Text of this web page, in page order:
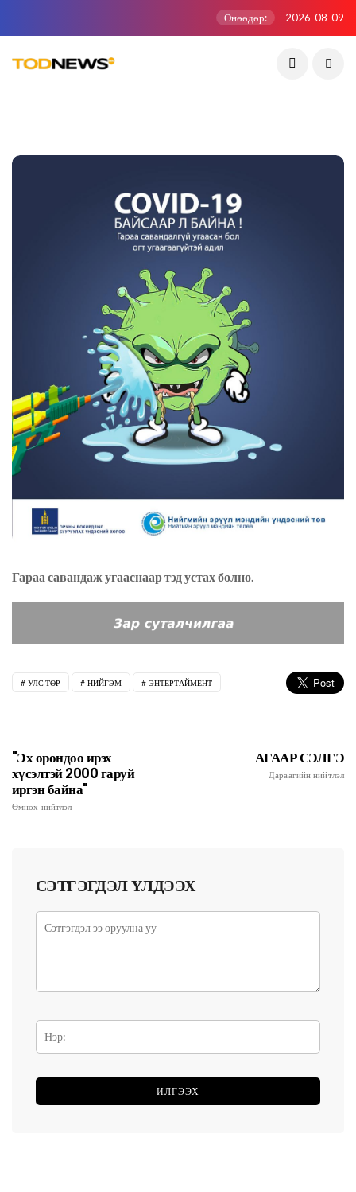
Өнөөдөр: 2026-08-09
Гараа савандаж угааснаар тэд устах болно.
УЛС ТӨР НИЙГЭМ ЭНТЕРТАЙМЕНТ
"Эх орондоо ирэх
хүсэлтэй 2000 гаруй
иргэн байна"
Өмнөх нийтлэл
АГААР СЭЛГЭ
Дараагийн нийтлэл
СЭТГЭГДЭЛ ҮЛДЭЭХ